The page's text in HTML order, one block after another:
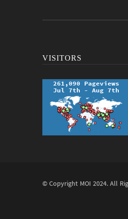
VISITORS
© Copyright MOI 2024. All